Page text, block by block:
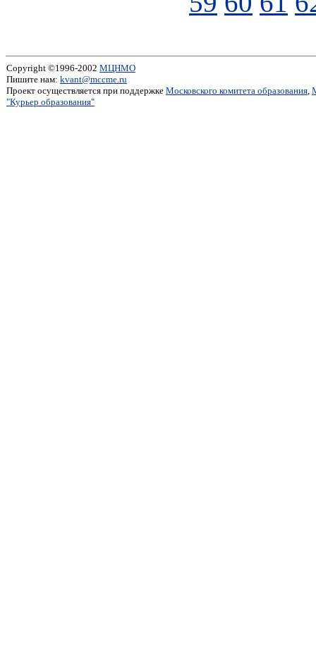
Copyright ©1996-2002 МЦНМО
Пишите нам: kvant@mccme.ru
Проект осуществляется при поддержке Московского комитета образования,
"Курьер образования"